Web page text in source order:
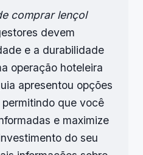
comprar lençol
devem
e a durabilidade
operação hoteleira
apresentou opções
que você
e maximize
do seu